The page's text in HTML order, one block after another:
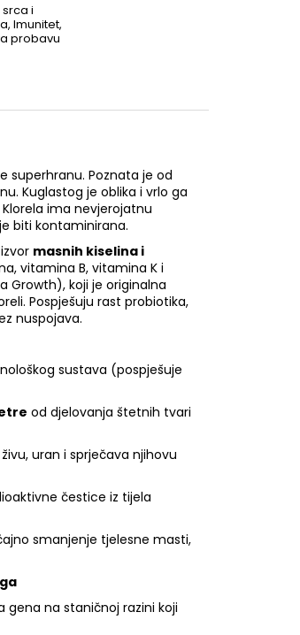
i
Imunitet,
probavu
superhranu. Poznata je od
Kuglastog je oblika i vrlo ga
ima nevjerojatnu
biti kontaminirana.
masnih kiselina i
vitamina B, vitamina K i
Growth), koji je originalna
Pospješuju rast probiotika,
nuspojava.
sustava (pospješuje
od djelovanja štetnih tvari
uran i sprječava njihovu
čestice iz tijela
smanjenje tjelesne masti,
gena na staničnoj razini koji